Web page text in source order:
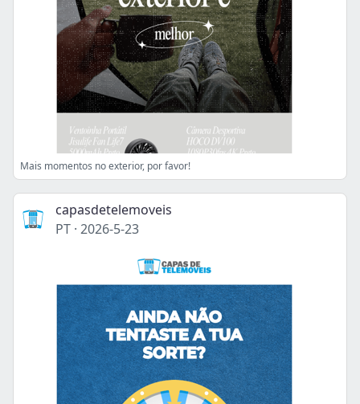
Mais momentos no exterior, por favor!
capasdetelemoveis
PT · 2026-5-23